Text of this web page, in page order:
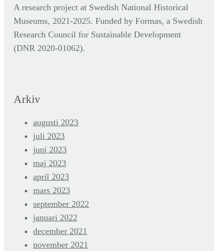
A research project at Swedish National Historical
Museums, 2021-2025. Funded by Formas, a Swedish
Research Council for Sustainable Development
(DNR 2020-01062).
Arkiv
augusti 2023
juli 2023
juni 2023
maj 2023
april 2023
mars 2023
september 2022
januari 2022
december 2021
november 2021